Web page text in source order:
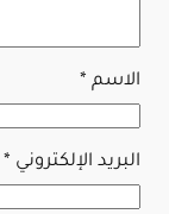
الاسم *
البريد الإلكتروني *